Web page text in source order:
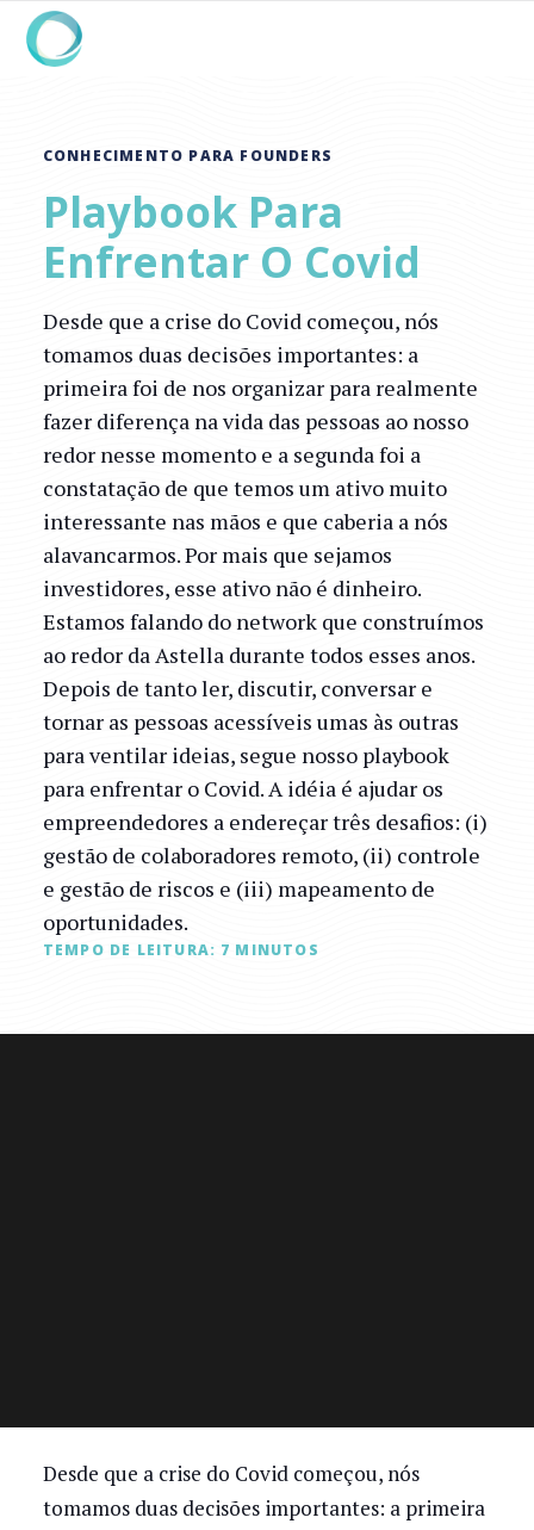
CONHECIMENTO PARA FOUNDERS
Playbook Para
Enfrentar O Covid
Desde que a crise do Covid começou, nós
tomamos duas decisões importantes: a
primeira foi de nos organizar para realmente
fazer diferença na vida das pessoas ao nosso
redor nesse momento e a segunda foi a
constatação de que temos um ativo muito
interessante nas mãos e que caberia a nós
alavancarmos. Por mais que sejamos
investidores, esse ativo não é dinheiro.
Estamos falando do network que construímos
ao redor da Astella durante todos esses anos.
Depois de tanto ler, discutir, conversar e
tornar as pessoas acessíveis umas às outras
para ventilar ideias, segue nosso playbook
para enfrentar o Covid. A idéia é ajudar os
empreendedores a endereçar três desafios: (i)
gestão de colaboradores remoto, (ii) controle
e gestão de riscos e (iii) mapeamento de
oportunidades.
TEMPO DE LEITURA: 7 MINUTOS
Desde que a crise do Covid começou, nós
tomamos duas decisões importantes: a primeira